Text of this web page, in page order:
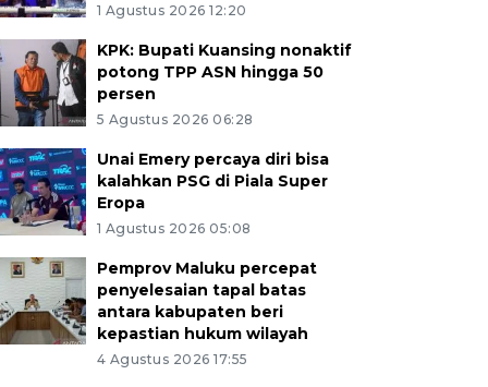
1 Agustus 2026 12:20
KPK: Bupati Kuansing nonaktif
potong TPP ASN hingga 50
persen
5 Agustus 2026 06:28
Unai Emery percaya diri bisa
kalahkan PSG di Piala Super
Eropa
1 Agustus 2026 05:08
Pemprov Maluku percepat
penyelesaian tapal batas
antara kabupaten beri
kepastian hukum wilayah
4 Agustus 2026 17:55